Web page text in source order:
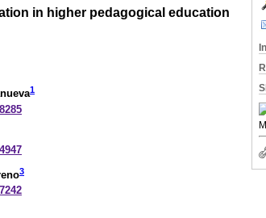
in higher pedagogical education
1
3